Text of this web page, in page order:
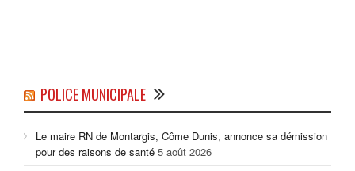
POLICE MUNICIPALE
Le maire RN de Montargis, Côme Dunis, annonce sa démission
pour des raisons de santé 5 août 2026